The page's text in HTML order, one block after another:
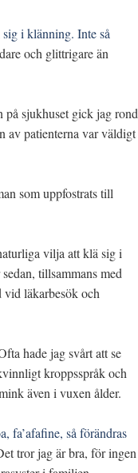
i klänning. Inte så
och glittrigare än
på sjukhuset gick jag rond
av patienterna var väldigt
som uppfostrats till
vilja att klä sig i
tillsammans med
läkarbesök och
hade jag svårt att se
kroppsspråk och
även i vuxen ålder.
fa’afafine, så förändras
tror jag är bra, för ingen